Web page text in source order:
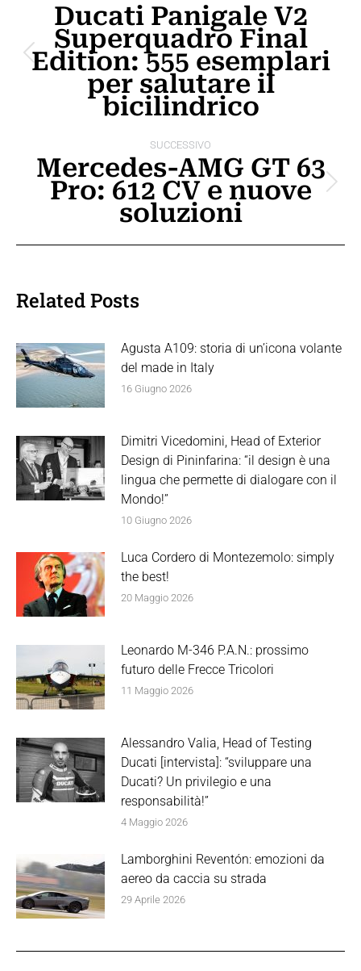
post
Post
precedente:
Ducati Panigale V2
Superquadro Final
Edition: 555 esemplari
per salutare il
bicilindrico
SUCCESSIVO
Prossimo
post:
Mercedes-AMG GT 63
Pro: 612 CV e nuove
soluzioni
Related Posts
Agusta A109: storia di un’icona volante
del made in Italy
16 Giugno 2026
Dimitri Vicedomini, Head of Exterior
Design di Pininfarina: “il design è una
lingua che permette di dialogare con il
Mondo!”
10 Giugno 2026
Luca Cordero di Montezemolo: simply
the best!
20 Maggio 2026
Leonardo M-346 P.A.N.: prossimo
futuro delle Frecce Tricolori
11 Maggio 2026
Alessandro Valia, Head of Testing
Ducati [intervista]: “sviluppare una
Ducati? Un privilegio e una
responsabilità!”
4 Maggio 2026
Lamborghini Reventón: emozioni da
aereo da caccia su strada
29 Aprile 2026